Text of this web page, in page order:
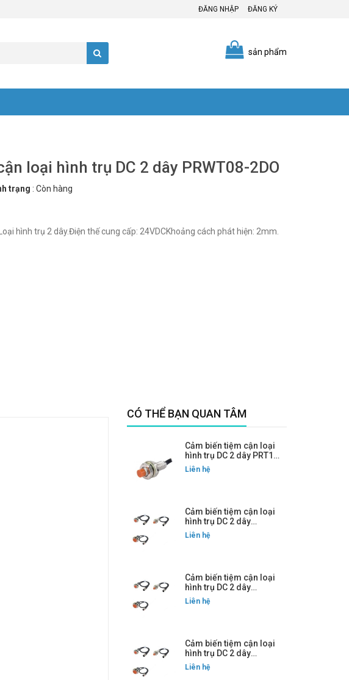
ĐĂNG NHẬP ĐĂNG KÝ
sản phẩm
loại hình trụ DC 2 dây PRWT08-2DO
trạng : Còn hàng
hình trụ 2 dây.Điện thế cung cấp: 24VDCKhoảng cách phát hiện: 2mm.
CÓ THỂ BẠN QUAN TÂM
Cảm biến tiệm cận loại
hình trụ DC 2 dây PRT18-
5DO
Liên hệ
Cảm biến tiệm cận loại
hình trụ DC 2 dây
PRWT08-2DC
Liên hệ
Cảm biến tiệm cận loại
hình trụ DC 2 dây
PRWT08-1.5DC
Liên hệ
Cảm biến tiệm cận loại
hình trụ DC 2 dây
PRWT08-1.5DO
Liên hệ